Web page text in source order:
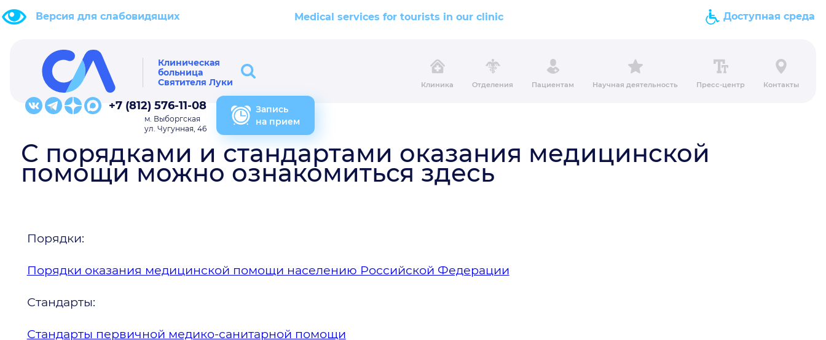
Версия для слабовидящих Medical services for tourists in our clinic Доступная среда
Клиническая
больница
Святителя Луки
Клиника Отделения Пациентам Научная деятельность Пресс-центр Контакты
+7 (812) 576-11-08
м. Выборгская
ул. Чугунная, 46
Запись
на прием
С порядками и стандартами оказания медицинской
помощи можно ознакомиться здесь
Порядки:
Порядки оказания медицинской помощи населению Российской Федерации
Стандарты:
Стандарты первичной медико-санитарной помощи